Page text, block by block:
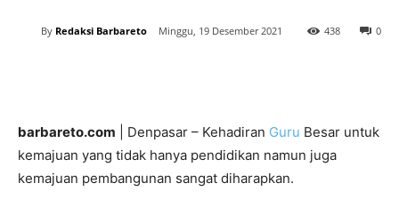
By Redaksi Barbareto Minggu, 19 Desember 2021 0
438
barbareto.com | Denpasar – Kehadiran Guru Besar untuk
kemajuan yang tidak hanya pendidikan namun juga
kemajuan pembangunan sangat diharapkan.